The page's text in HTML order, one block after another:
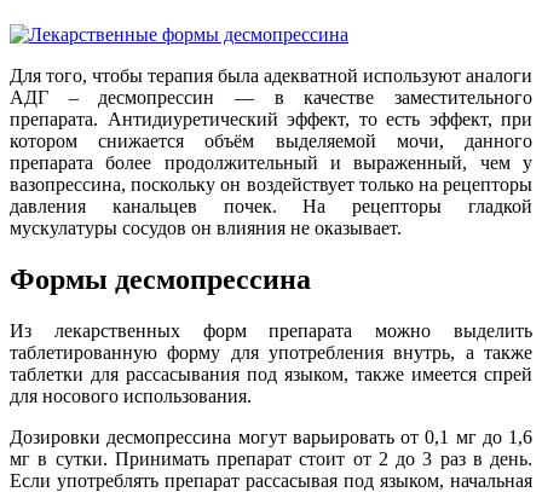
Для того, чтобы терапия была адекватной используют аналоги
АДГ – десмопрессин — в качестве заместительного
препарата. Антидиуретический эффект, то есть эффект, при
котором снижается объём выделяемой мочи, данного
препарата более продолжительный и выраженный, чем у
вазопрессина, поскольку он воздействует только на рецепторы
давления канальцев почек. На рецепторы гладкой
мускулатуры сосудов он влияния не оказывает.
Формы десмопрессина
Из лекарственных форм препарата можно выделить
таблетированную форму для употребления внутрь, а также
таблетки для рассасывания под языком, также имеется спрей
для носового использования.
Дозировки десмопрессина могут варьировать от 0,1 мг до 1,6
мг в сутки. Принимать препарат стоит от 2 до 3 раз в день.
Если употреблять препарат рассасывая под языком, начальная